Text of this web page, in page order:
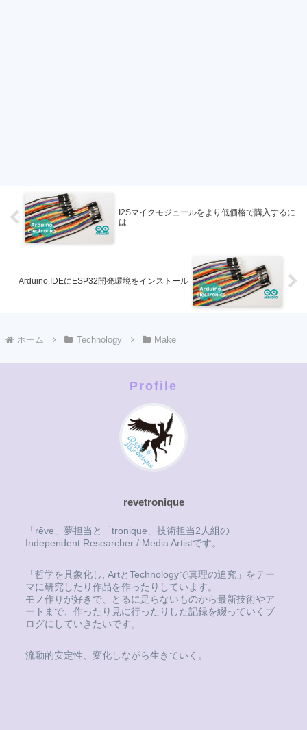
I2Sマイクモジュールをより低価格で購入するに
は
Arduino IDEにESP32開発環境をインストール
ホーム Technology Make
Profile
revetronique
「rêve」夢担当と「tronique」技術担当2人組の
Independent Researcher / Media Artistです。
「哲学を具象化し, ArtとTechnologyで真理の追究」をテー
マに研究したり作品を作ったりしています。
モノ作りが好きで、とるに足らないものから最新技術やア
ートまで、作ったり見に行ったりした記録を綴っていくブ
ログにしていきたいです。
流動的安定性、変化しながら生きていく。